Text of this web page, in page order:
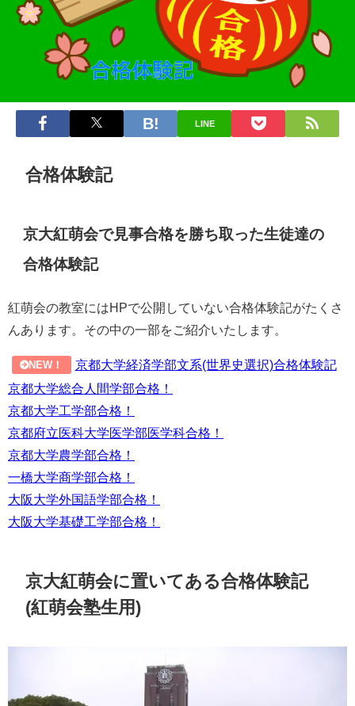
LINE
合格体験記
京大紅萌会で見事合格を勝ち取った生徒達の
合格体験記
紅萌会の教室にはHPで公開していない合格体験記がたくさ
んあります。その中の一部をご紹介いたします。
NEW！
京都大学経済学部文系(世界史選択)合格体験記
京都大学総合人間学部合格！
京都大学工学部合格！
京都府立医科大学医学部医学科合格！
京都大学農学部合格！
一橋大学商学部合格！
大阪大学外国語学部合格！
大阪大学基礎工学部合格！
京大紅萌会に置いてある合格体験記
(紅萌会塾生用)